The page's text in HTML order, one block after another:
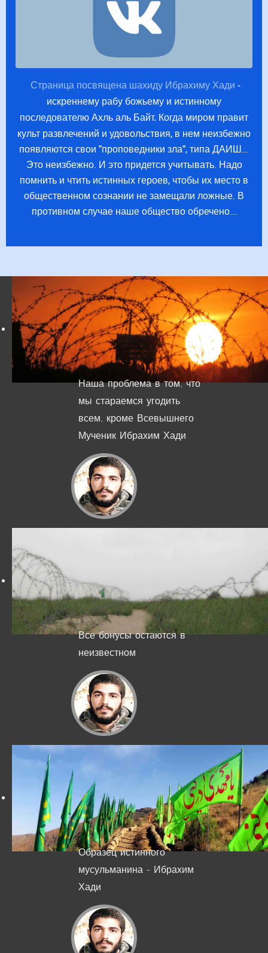
Страница посвящена шахиду Ибрахиму Хади -
искреннему рабу божьему и истинному
последователю Ахль аль Байт. Когда миром правит
культ развлечений и удовольствия, в нем неизбежно
появляются свои "проповедники зла", типа ДАИШ...
Это неизбежно. И это придется учитывать. Надо
помнить и чтить истинных героев, чтобы их место в
общественном сознании не замещали ложные. В
противном случае наше общество обречено...
Наша проблема в том, что
мы стараемся угодить
всем, кроме Всевышнего
Мученик Ибрахим Хади
Все бонусы остаются в
неизвестном
Образец истинного
мусульманина - Ибрахим
Хади